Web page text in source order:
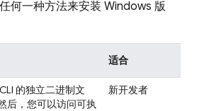
何一种方法来安装 Windows 版
适合
的独立二进制文
后，您可以访问可执
新开发者